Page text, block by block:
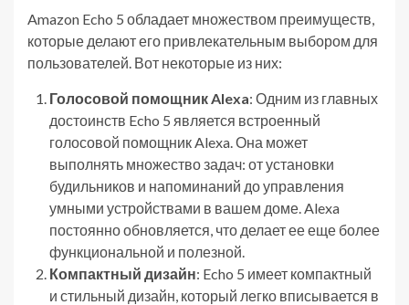
Amazon Echo 5 обладает множеством преимуществ,
которые делают его привлекательным выбором для
пользователей. Вот некоторые из них:
Голосовой помощник Alexa: Одним из главных
достоинств Echo 5 является встроенный
голосовой помощник Alexa. Она может
выполнять множество задач: от установки
будильников и напоминаний до управления
умными устройствами в вашем доме. Alexa
постоянно обновляется, что делает ее еще более
функциональной и полезной.
Компактный дизайн: Echo 5 имеет компактный
и стильный дизайн, который легко вписывается в